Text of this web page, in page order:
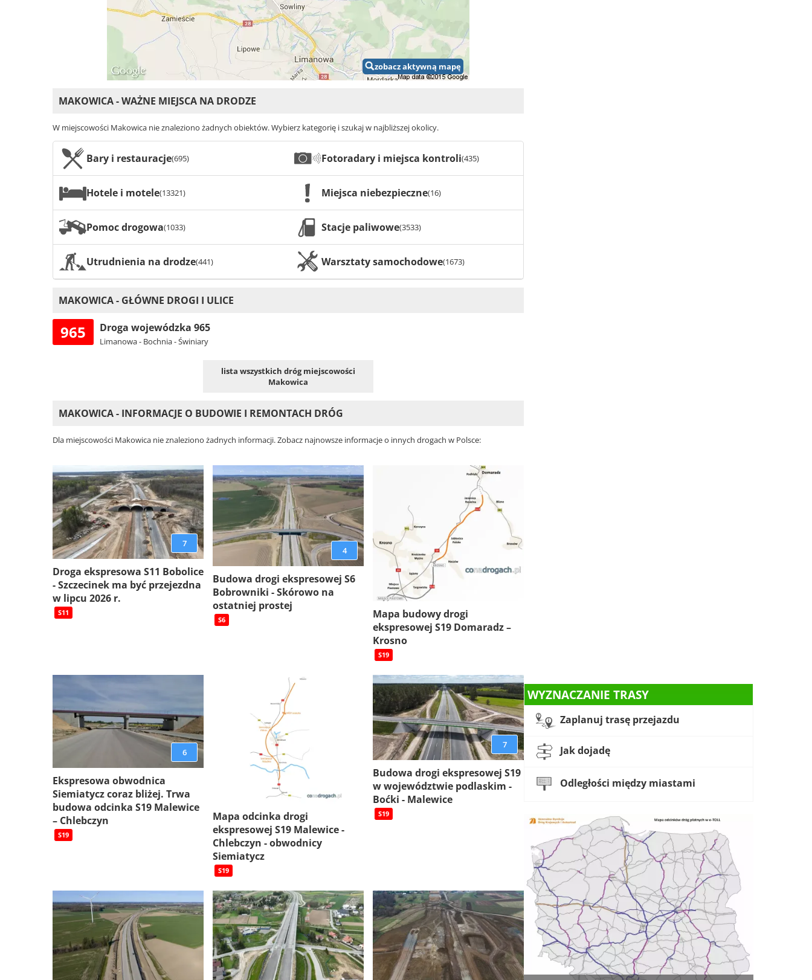
zobacz aktywną mapę
MAKOWICA - WAŻNE MIEJSCA NA DRODZE
W miejscowości Makowica nie znaleziono żadnych obiektów. Wybierz kategorię i szukaj w najbliższej okolicy.
Bary i restauracje(695) Fotoradary i miejsca kontroli(435)
Hotele i motele(13321) Miejsca niebezpieczne(16)
Pomoc drogowa(1033) Stacje paliwowe(3533)
Utrudnienia na drodze(441) Warsztaty samochodowe(1673)
MAKOWICA - GŁÓWNE DROGI I ULICE
965 Droga wojewódzka 965
Limanowa - Bochnia - Świniary
lista wszystkich dróg miejscowości
Makowica
MAKOWICA - INFORMACJE O BUDOWIE I REMONTACH DRÓG
Dla miejscowości Makowica nie znaleziono żadnych informacji. Zobacz najnowsze informacje o innych drogach w Polsce:
7
Droga ekspresowa S11 Bobolice
- Szczecinek ma być przejezdna
w lipcu 2026 r.
S11
4
Budowa drogi ekspresowej S6
Bobrowniki - Skórowo na
ostatniej prostej
S6
Mapa budowy drogi
ekspresowej S19 Domaradz –
Krosno
S19
6
Ekspresowa obwodnica
Siemiatycz coraz bliżej. Trwa
budowa odcinka S19 Malewice
– Chlebczyn
S19
Mapa odcinka drogi
ekspresowej S19 Malewice -
Chlebczyn - obwodnicy
Siemiatycz
S19
7
Budowa drogi ekspresowej S19
w województwie podlaskim -
Boćki - Malewice
S19
WYZNACZANIE TRASY
Zaplanuj trasę przejazdu
Jak dojadę
Odległości między miastami